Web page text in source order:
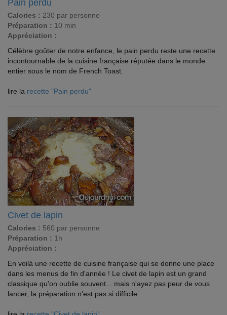
Pain perdu
Calories : 230 par personne
Préparation : 10 min
Appréciation :
Célèbre goûter de notre enfance, le pain perdu reste une recette
incontournable de la cuisine française réputée dans le monde
entier sous le nom de French Toast.
lire la recette "Pain perdu"
Civet de lapin
Calories : 560 par personne
Préparation : 1h
Appréciation :
En voilà une recette de cuisine française qui se donne une place
dans les menus de fin d'année ! Le civet de lapin est un grand
classique qu'on oublie souvent... mais n'ayez pas peur de vous
lancer, la préparation n'est pas si difficile.